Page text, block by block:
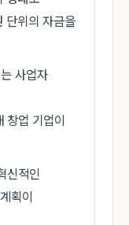
단위의 자금을
사업자
창업 기업이
신적인
획이